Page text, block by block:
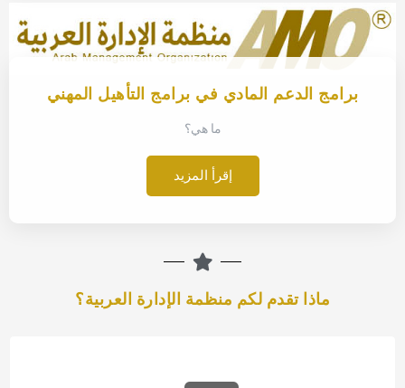
برامج الدعم المادي في برامج التأهيل المهني
ما هي؟
إقرأ المزيد
ماذا تقدم لكم منظمة الإدارة العربية؟